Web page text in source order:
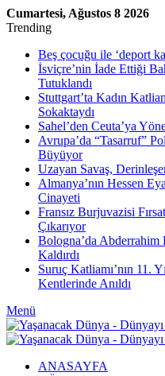
Cumartesi, Ağustos 8 2026
Trending
Beş çocuğu ile ‘deport
İsviçre’nin İade Ettiği
Tutuklandı
Stuttgart’ta Kadın
Sokaktaydı
Sahel’den Ceuta’ya
Avrupa’da “Tasarruf”
Büyüyor
Uzayan Savaş,
Almanya’nın Hessen
Cinayeti
Fransız Burjuvazisi
Çıkarıyor
Bologna’da Abderrahim
Kaldırdı
Suruç Katliamı’nın 11.
Kentlerinde Anıldı
Menü
ANASAYFA